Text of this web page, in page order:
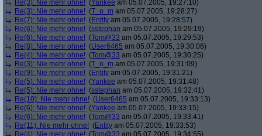
Re(3): Nie mehr ohne! (Yankee am 05.07.2005, 19:27:10)
Re(3): Nie mehr ohne! (T_o_m am 05.07.2005, 19:28:27)
Re(7): Nie mehr ohne! (Entity am 05.07.2005, 19:28:57)
Re(6): Nie mehr ohne! (sstephan am 05.07.2005, 19:29:19)
Re(6): Nie mehr ohne! (Tom@33 am 05.07.2005, 19:29:53)
Re(8): Nie mehr ohne! (User6465 am 05.07.2005, 19:30:06)
Re(4): Nie mehr ohne! (Tom@33 am 05.07.2005, 19:30:25)
Re(3): Nie mehr ohne! (T_o_m am 05.07.2005, 19:31:09)
Re(9): Nie mehr ohne! (Entity am 05.07.2005, 19:31:21)
Re(5): Nie mehr ohne! (Yankee am 05.07.2005, 19:31:48)
Re(5): Nie mehr ohne! (sstephan am 05.07.2005, 19:32:41)
Re(10): Nie mehr ohne! (User6465 am 05.07.2005, 19:33:13)
Re(6): Nie mehr ohne! (Yankee am 05.07.2005, 19:33:15)
Re(6): Nie mehr ohne! (Tom@33 am 05.07.2005, 19:33:41)
Re(11): Nie mehr ohne! (Entity am 05.07.2005, 19:33:53)
Re(4): Nie mehr ohne! (Tom@33 am 05.07.2005, 19:34:55)